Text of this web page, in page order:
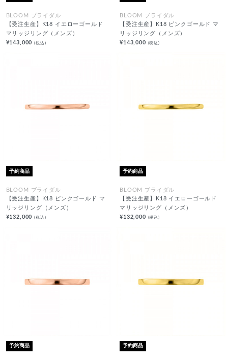
BLOOM ブライダル
【受注生産】K18 イエローゴールド
マリッジリング（メンズ）
¥143,000(税込)
BLOOM ブライダル
【受注生産】K18 ピンクゴールド マ
リッジリング（メンズ）
¥143,000 (税込)
予約商品
BLOOM ブライダル
【受注生産】K18 ピンクゴールド マ
リッジリング（メンズ）
¥132,000(税込)
予約商品
BLOOM ブライダル
【受注生産】K18 イエローゴールド
マリッジリング（メンズ）
¥132,000 (税込)
予約商品 予約商品